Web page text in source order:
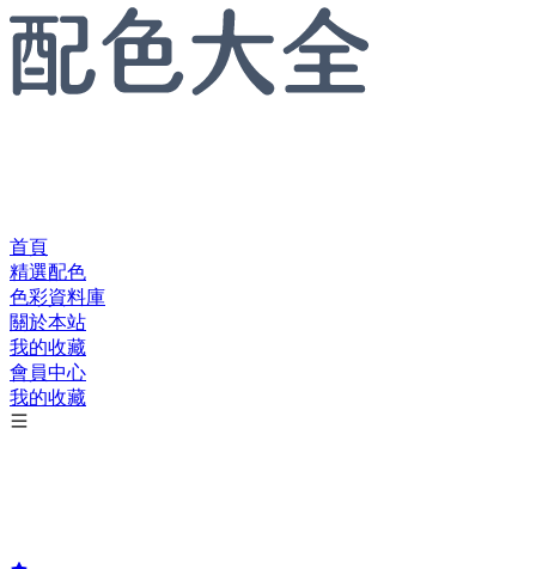
首頁
精選配色
色彩資料庫
關於本站
我的收藏
會員中心
我的收藏